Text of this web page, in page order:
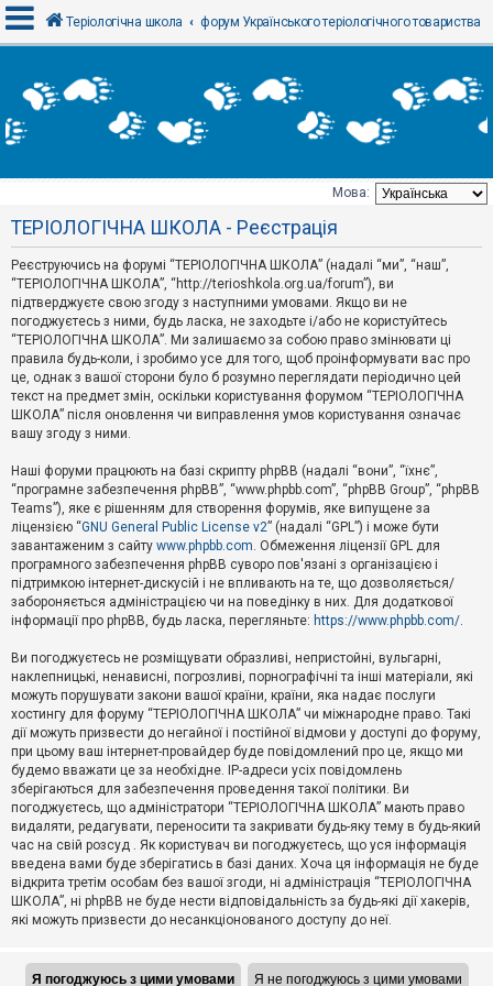
х
і
Т
е
м
и
б
е
з
в
і
д
п
о
в
і
д
й
А
к
т
и
в
н
і
м
и
П
о
ш
у
Д
о
п
о
м
Теріологічна школа форум Українського теріологічного товариства
Мова:
ТЕРІОЛОГІЧНА ШКОЛА - Реєстрація
Реєструючись на форумі “ТЕРІОЛОГІЧНА ШКОЛА” (надалі “ми”, “наш”,
“ТЕРІОЛОГІЧНА ШКОЛА”, “http://terioshkola.org.ua/forum”), ви
підтверджуєте свою згоду з наступними умовами. Якщо ви не
погоджуєтесь з ними, будь ласка, не заходьте і/або не користуйтесь
“ТЕРІОЛОГІЧНА ШКОЛА”. Ми залишаємо за собою право змінювати ці
правила будь-коли, і зробимо усе для того, щоб проінформувати вас про
це, однак з вашої сторони було б розумно переглядати періодично цей
текст на предмет змін, оскільки користування форумом “ТЕРІОЛОГІЧНА
ШКОЛА” після оновлення чи виправлення умов користування означає
вашу згоду з ними.
Наші форуми працюють на базі скрипту phpBB (надалі “вони”, “їхнє”,
“програмне забезпечення phpBB”, “www.phpbb.com”, “phpBB Group”, “phpBB
Teams”), яке є рішенням для створення форумів, яке випущене за
ліцензією “GNU General Public License v2” (надалі “GPL”) і може бути
завантаженим з сайту www.phpbb.com. Обмеження ліцензії GPL для
програмного забезпечення phpBB суворо пов'язані з організацією і
підтримкою інтернет-дискусій і не впливають на те, що дозволяється/
забороняється адміністрацією чи на поведінку в них. Для додаткової
інформації про phpBB, будь ласка, перегляньте: https://www.phpbb.com/.
Ви погоджуєтесь не розміщувати образливі, непристойні, вульгарні,
наклепницькі, ненависні, погрозливі, порнографічні та інші матеріали, які
можуть порушувати закони вашої країни, країни, яка надає послуги
хостингу для форуму “ТЕРІОЛОГІЧНА ШКОЛА” чи міжнародне право. Такі
дії можуть призвести до негайної і постійної відмови у доступі до форуму,
при цьому ваш інтернет-провайдер буде повідомлений про це, якщо ми
будемо вважати це за необхідне. IP-адреси усіх повідомлень
зберігаються для забезпечення проведення такої політики. Ви
погоджуєтесь, що адміністратори “ТЕРІОЛОГІЧНА ШКОЛА” мають право
видаляти, редагувати, переносити та закривати будь-яку тему в будь-який
час на свій розсуд . Як користувач ви погоджуєтесь, що уся інформація
введена вами буде зберігатись в базі даних. Хоча ця інформація не буде
відкрита третім особам без вашої згоди, ні адміністрація “ТЕРІОЛОГІЧНА
ШКОЛА”, ні phpBB не буде нести відповідальність за будь-які дії хакерів,
які можуть призвести до несанкціонованого доступу до неї.